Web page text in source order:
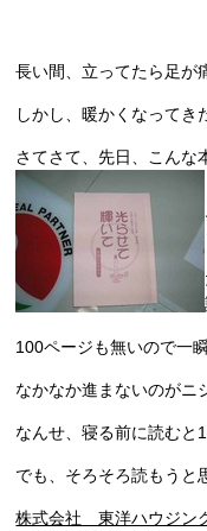
長い間、立ってたら足が
しかし、暖かくなってき
さてさて、先日、こんな
100ページも無いので一
なかなか進まないのがニ
なんせ、寝る前に読むと
でも、そろそろ読もうと
株式会社 東洋ハウジン